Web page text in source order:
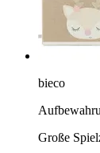
bieco
Große